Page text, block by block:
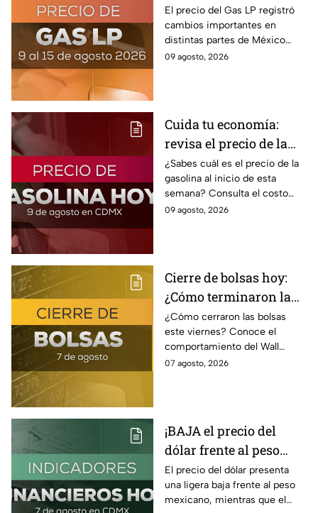
Gas LP en México para
la semana del 9 al 15 de
agosto 2026
El precio del Gas LP registró
cambios importantes en
distintas partes de México
para la semana del 9 del 15 de
09 agosto, 2026
Cuida tu economía:
revisa el precio de la
gasolina en México
este 9 de agosto de 2026
¿Sabes cuál es el precio de la
gasolina al inicio de esta
semana? Consulta el costo
promedio en tu estado y toma
09 agosto, 2026
Cierre de bolsas hoy:
¿Cómo terminaron la
BMV y el Wall Street
hoy 7 de agosto
¿Cómo cerraron las bolsas
este viernes? Conoce el
comportamiento del Wall
Street y de la BMV, así como el
07 agosto, 2026
¡BAJA el precio del
dólar frente al peso
hoy! Así quedó este
viernes 7 de agosto
2026
El precio del dólar presenta
una ligera baja frente al peso
mexicano, mientras que el